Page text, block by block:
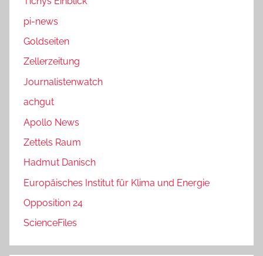
pi-news
Goldseiten
Zellerzeitung
Journalistenwatch
achgut
Apollo News
Zettels Raum
Hadmut Danisch
Europäisches Institut für Klima und Energie
Opposition 24
ScienceFiles